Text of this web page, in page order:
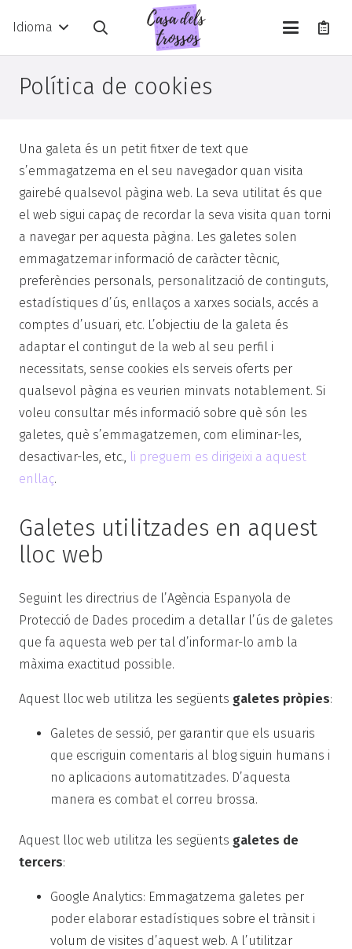
Idioma
Política de cookies
Una galeta és un petit fitxer de text que
s’emmagatzema en el seu navegador quan visita
gairebé qualsevol pàgina web. La seva utilitat és que
el web sigui capaç de recordar la seva visita quan torni
a navegar per aquesta pàgina. Les galetes solen
emmagatzemar informació de caràcter tècnic,
preferències personals, personalització de continguts,
estadístiques d’ús, enllaços a xarxes socials, accés a
comptes d’usuari, etc. L’objectiu de la galeta és
adaptar el contingut de la web al seu perfil i
necessitats, sense cookies els serveis oferts per
qualsevol pàgina es veurien minvats notablement. Si
voleu consultar més informació sobre què són les
galetes, què s’emmagatzemen, com eliminar-les,
desactivar-les, etc., li preguem es dirigeixi a aquest
enllaç.
Galetes utilitzades en aquest
lloc web
Seguint les directrius de l’Agència Espanyola de
Protecció de Dades procedim a detallar l’ús de galetes
que fa aquesta web per tal d’informar-lo amb la
màxima exactitud possible.
Aquest lloc web utilitza les següents galetes pròpies:
Galetes de sessió, per garantir que els usuaris
que escriguin comentaris al blog siguin humans i
no aplicacions automatitzades. D’aquesta
manera es combat el correu brossa.
Aquest lloc web utilitza les següents galetes de
tercers:
Google Analytics: Emmagatzema galetes per
poder elaborar estadístiques sobre el trànsit i
volum de visites d’aquest web. A l’utilitzar